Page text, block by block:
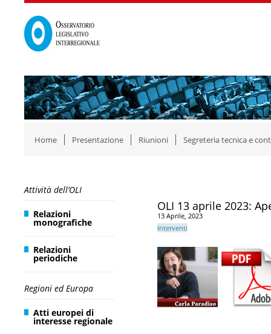
Home Presentazione Riunioni Segreteria tecnica e
Attività dell’OLI
Relazioni
monografiche
Relazioni
periodiche
Regioni ed Europa
Atti europei di
interesse regionale
OLI 13 aprile 2023:
13 Aprile, 2023
Interventi